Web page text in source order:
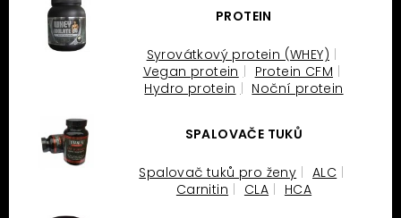
PROTEIN
Syrovátkový protein (WHEY)
Vegan protein
Protein CFM
Hydro protein
Noční protein
SPALOVAČE TUKŮ
Spalovač tuků pro ženy
ALC
Carnitin
CLA HCA